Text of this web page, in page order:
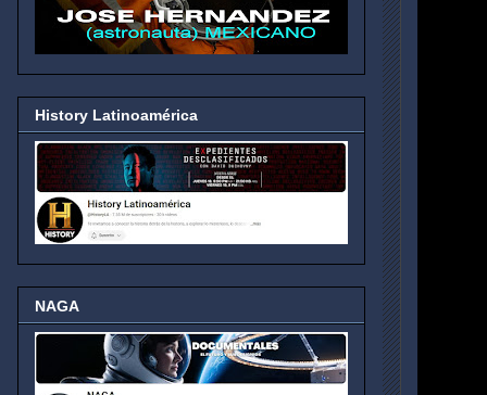
History Latinoamérica
NAGA